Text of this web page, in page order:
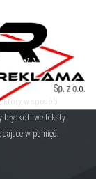
który w sposób
błyskotliwe teksty
w pamięć.